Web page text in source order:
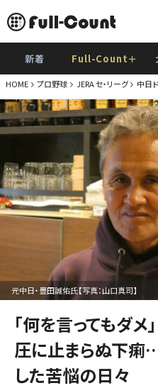
新着 Full-Count＋
HOME プロ野球 JERA セ・リーグ 中日
元中日・豊田誠佑氏【写真：山口真司】
「何を言ってもダ
圧に止まらぬ下痢
した苦悩の日々